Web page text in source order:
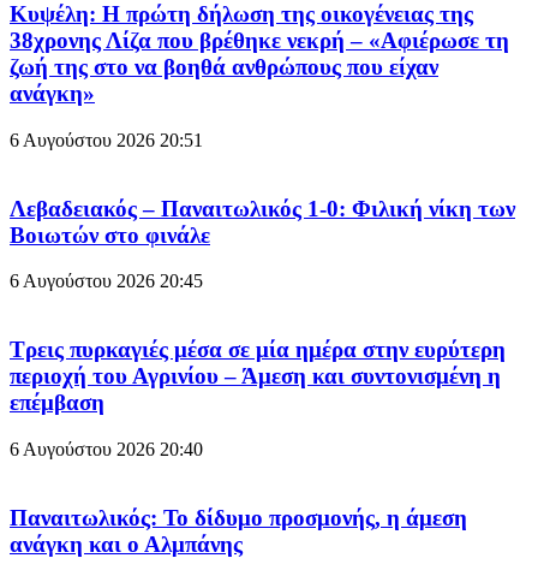
Κυψέλη: Η πρώτη δήλωση της οικογένειας της
38χρονης Λίζα που βρέθηκε νεκρή – «Αφιέρωσε τη
ζωή της στο να βοηθά ανθρώπους που είχαν
ανάγκη»
6 Αυγούστου 2026 20:51
Λεβαδειακός – Παναιτωλικός 1-0: Φιλική νίκη των
Βοιωτών στο φινάλε
6 Αυγούστου 2026 20:45
Τρεις πυρκαγιές μέσα σε μία ημέρα στην ευρύτερη
περιοχή του Αγρινίου – Άμεση και συντονισμένη η
επέμβαση
6 Αυγούστου 2026 20:40
Παναιτωλικός: Το δίδυμο προσμονής, η άμεση
ανάγκη και ο Αλμπάνης